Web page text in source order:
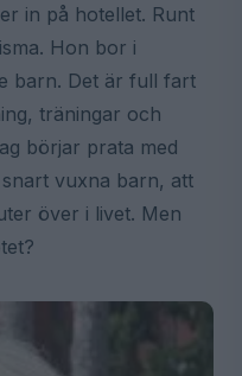
in på hotellet. Runt
Hon bor i
barn. Det är full fart
träningar och
börjar prata med
snart vuxna barn, att
över i livet. Men